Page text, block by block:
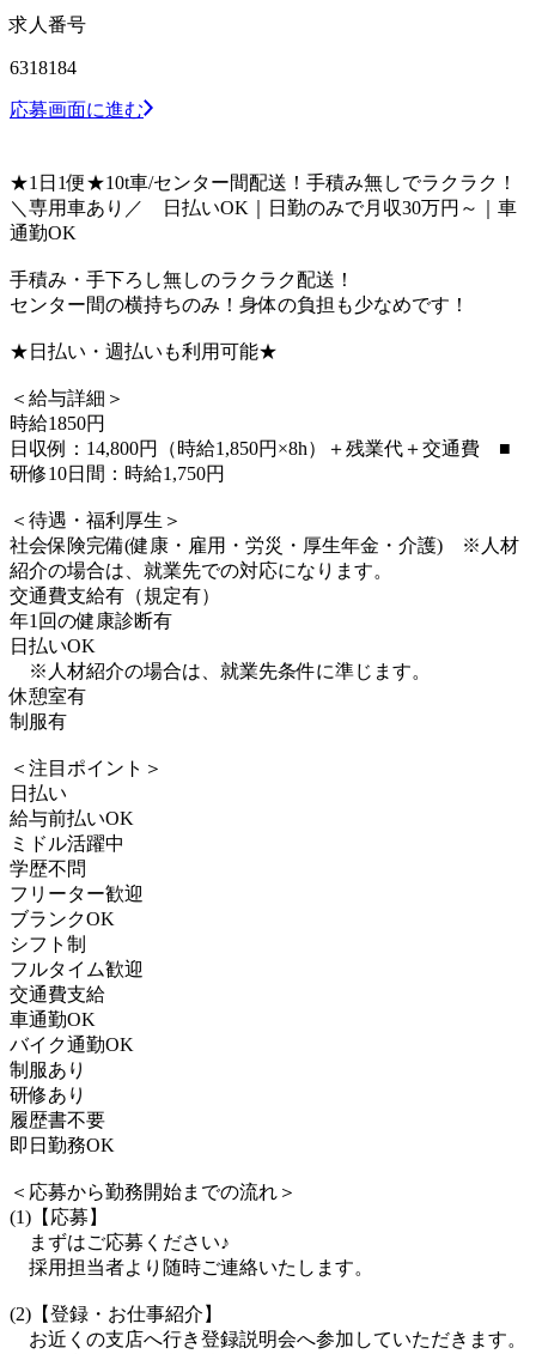
求人番号
6318184
応募画面に進む
★1日1便★10t車/センター間配送！手積み無しでラクラク！
＼専用車あり／ 日払いOK｜日勤のみで月収30万円～｜車
通勤OK
手積み・手下ろし無しのラクラク配送！
センター間の横持ちのみ！身体の負担も少なめです！
★日払い・週払いも利用可能★
＜給与詳細＞
時給1850円
日収例：14,800円（時給1,850円×8h）＋残業代＋交通費 ■
研修10日間：時給1,750円
＜待遇・福利厚生＞
社会保険完備(健康・雇用・労災・厚生年金・介護) ※人材
紹介の場合は、就業先での対応になります。
交通費支給有（規定有）
年1回の健康診断有
日払いOK
※人材紹介の場合は、就業先条件に準じます。
休憩室有
制服有
＜注目ポイント＞
日払い
給与前払いOK
ミドル活躍中
学歴不問
フリーター歓迎
ブランクOK
シフト制
フルタイム歓迎
交通費支給
車通勤OK
バイク通勤OK
制服あり
研修あり
履歴書不要
即日勤務OK
＜応募から勤務開始までの流れ＞
(1)【応募】
まずはご応募ください♪
採用担当者より随時ご連絡いたします。
(2)【登録・お仕事紹介】
お近くの支店へ行き登録説明会へ参加していただきます。